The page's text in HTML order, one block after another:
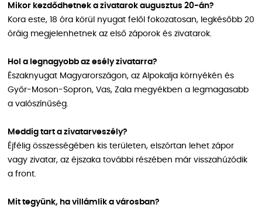
Mikor kezdődhetnek a zivatarok augusztus 20-án?
Kora este, 18 óra körül nyugat felől fokozatosan, legkésőbb 20
óráig megjelenhetnek az első záporok és zivatarok.
Hol a legnagyobb az esély zivatarra?
Északnyugat Magyarországon, az Alpokalja környékén és
Győr-Moson-Sopron, Vas, Zala megyékben a legmagasabb
a valószínűség.
Meddig tart a zivatarveszély?
Éjfélig összességében kis területen, elszórtan lehet zápor
vagy zivatar, az éjszaka további részében már visszahúzódik
a front.
Mit tegyünk, ha villámlik a városban?